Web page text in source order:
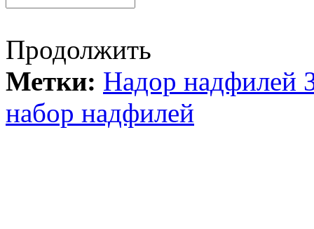
Продолжить
Метки: Надор
набор надфилей